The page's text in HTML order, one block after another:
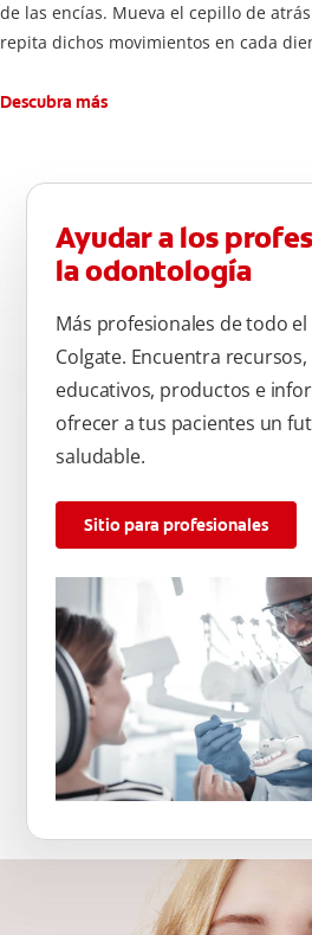
de las encías. Mueva el cepillo de
repita dichos movimientos en cada
atrás hacia adelante. Cepille la
atrás, arriba y abajo, en la parte
olvide de cepillar la lengua para quitar
por las bacterias.
Descubra más
Ayudar a los
la odontología
Más profesionales de todo
Colgate. Encuentra
educativos, productos e
ofrecer a tus pacientes un
saludable.
Sitio para profesionales